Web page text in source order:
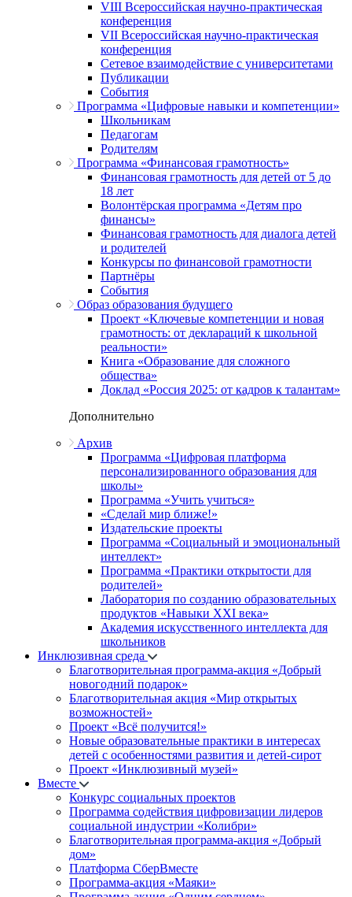
VIII Всероссийская научно-практическая
конференция
VII Всероссийская научно-практическая
конференция
Сетевое взаимодействие с университетами
Публикации
События
Программа «Цифровые навыки и компетенции»
Школьникам
Педагогам
Родителям
Программа «Финансовая грамотность»
Финансовая грамотность для детей от 5 до
18 лет
Волонтёрская программа «Детям про
финансы»
Финансовая грамотность для диалога детей
и родителей
Конкурсы по финансовой грамотности
Партнёры
События
Образ образования будущего
Проект «Ключевые компетенции и новая
грамотность: от деклараций к школьной
реальности»
Книга «Образование для сложного
общества»
Доклад «Россия 2025: от кадров к талантам»
Дополнительно
Архив
Программа «Цифровая платформа
персонализированного образования для
школы»
Программа «Учить учиться»
«Сделай мир ближе!»
Издательские проекты
Программа «Социальный и эмоциональный
интеллект»
Программа «Практики открытости для
родителей»
Лаборатория по созданию образовательных
продуктов «Навыки XXI века»
Академия искусственного интеллекта для
школьников
Инклюзивная среда
Благотворительная программа-акция «Добрый
новогодний подарок»
Благотворительная акция «Мир открытых
возможностей»
Проект «Всё получится!»
Новые образовательные практики в интересах
детей с особенностями развития и детей-сирот
Проект «Инклюзивный музей»
Вместе
Конкурс социальных проектов
Программа содействия цифровизации лидеров
социальной индустрии «Колибри»
Благотворительная программа-акция «Добрый
дом»
Платформа СберВместе
Программа-акция «Маяки»